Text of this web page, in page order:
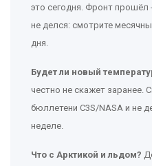
это сегодня. Фронт прошёл
не делся: смотрите
дня.
Будет ли новый
честно не скажет заранее.
бюллетени C3S/NASA и не
неделе.
Что с Арктикой и льдом?